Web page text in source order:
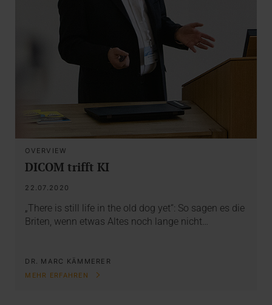
OVERVIEW
DICOM trifft KI
22.07.2020
„There is still life in the old dog yet“: So sagen es die
Briten, wenn etwas Altes noch lange nicht…
DR. MARC KÄMMERER
MEHR ERFAHREN